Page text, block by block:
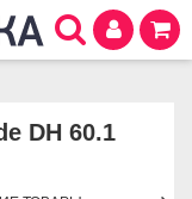
DH 60.1